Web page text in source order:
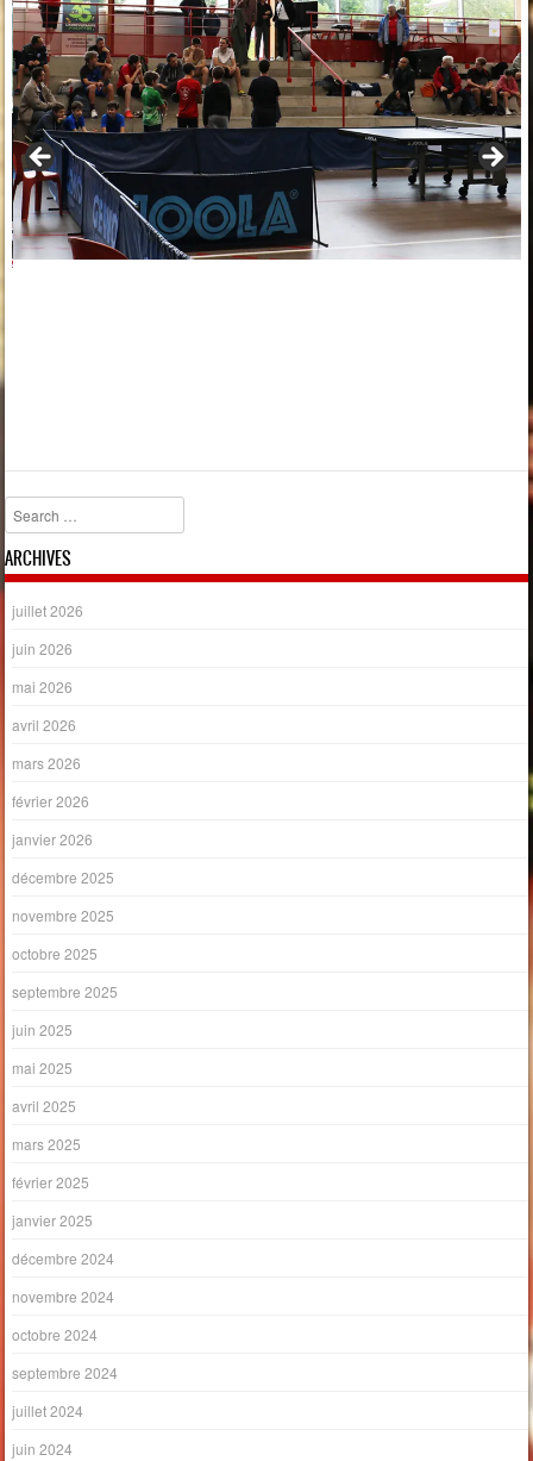
Search
ARCHIVES
juillet 2026
juin 2026
mai 2026
avril 2026
mars 2026
février 2026
janvier 2026
décembre 2025
novembre 2025
octobre 2025
septembre 2025
juin 2025
mai 2025
avril 2025
mars 2025
février 2025
janvier 2025
décembre 2024
novembre 2024
octobre 2024
septembre 2024
juillet 2024
juin 2024